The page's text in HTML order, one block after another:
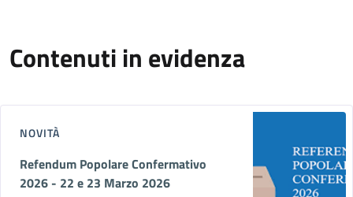
Contenuti in evidenza
NOVITÀ
Refendum Popolare Confermativo
2026 - 22 e 23 Marzo 2026